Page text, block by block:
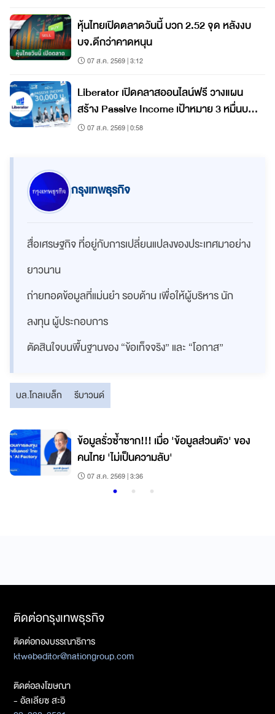
หุ้นไทยเปิดตลาดวันนี้ บวก 2.52 จุด หลังงบ
บจ.ดีกว่าคาดหนุน
07 ส.ค. 2569 | 3:12
Liberator เปิดคลาสออนไลน์ฟรี วางแผน
สร้าง Passive Income เป้าหมาย 3 หมื่นบาท
ต่อเดือน
07 ส.ค. 2569 | 0:58
กรุงเทพธุรกิจ
สื่อเศรษฐกิจ ที่อยู่กับการเปลี่ยนแปลงของประเทศมาอย่าง
ยาวนาน
ถ่ายทอดข้อมูลที่แม่นยำ รอบด้าน เพื่อให้ผู้บริหาร นัก
ลงทุน ผู้ประกอบการ
ตัดสินใจบนพื้นฐานของ “ข้อเท็จจริง” และ “โอกาส”
บล.โกลเบล็ก รีบาวนด์
ข้อมูลรั่วซ้ำซาก!!! เมื่อ 'ข้อมูลส่วนตัว' ของ
คนไทย 'ไม่เป็นความลับ'
07 ส.ค. 2569 | 3:36
ติดต่อกรุงเทพธุรกิจ
ติดต่อกองบรรณาธิการ
ktwebeditor@nationgroup.com
ติดต่อลงโฆษณา
- อัลเลียซ สะอิ